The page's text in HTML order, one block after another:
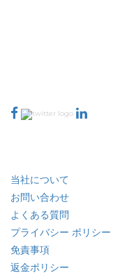
当社について
お問い合わせ
よくある質問
プライバシー ポリシー
免責事項
返金ポリシー